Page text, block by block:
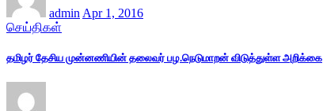
admin Apr 1, 2016
செய்திகள்
தமிழர் தேசிய முன்னணியின் தலைவர் பழ.நெடுமாறன் விடுத்துள்ள அறிக்கை